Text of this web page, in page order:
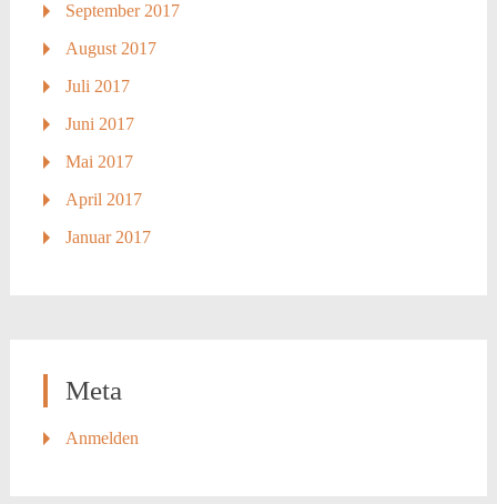
September 2017
August 2017
Juli 2017
Juni 2017
Mai 2017
April 2017
Januar 2017
Meta
Anmelden